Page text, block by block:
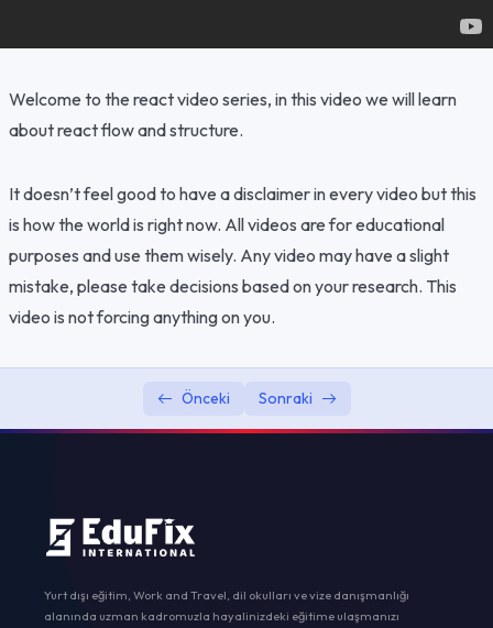
Welcome to the react video series, in this video we will learn
about react flow and structure.
It doesn’t feel good to have a disclaimer in every video but this
is how the world is right now. All videos are for educational
purposes and use them wisely. Any video may have a slight
mistake, please take decisions based on your research. This
video is not forcing anything on you.
Önceki Sonraki
Yurt dışı eğitim, Work and Travel, dil okulları ve vize danışmanlığı
alanında uzman kadromuzla hayalinizdeki eğitime ulaşmanızı